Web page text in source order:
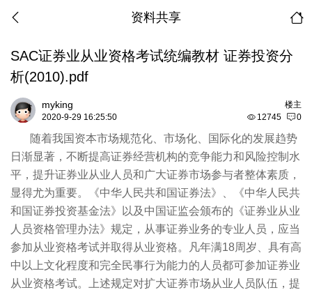
资料共享
SAC证券业从业资格考试统编教材 证券投资分
析(2010).pdf
楼主
myking
12745 0
2020-9-29 16:25:50
随着我国资本市场规范化、市场化、国际化的发展趋势
日渐显著，不断提高证券经营机构的竞争能力和风险控制水
平，提升证券业从业人员和广大证券市场参与者整体素质，
显得尤为重要。《中华人民共和国证券法》、《中华人民共
和国证券投资基金法》以及中国证监会颁布的《证券业从业
人员资格管理办法》规定，从事证券业务的专业人员，应当
参加从业资格考试并取得从业资格。凡年满18周岁、具有高
中以上文化程度和完全民事行为能力的人员都可参加证券业
从业资格考试。上述规定对扩大证券市场从业人员队伍，提